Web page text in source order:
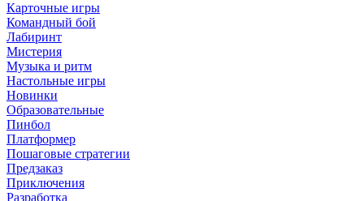
Карточные игры
Командный бой
Лабиринт
Мистерия
Музыка и ритм
Настольные игры
Новинки
Образовательные
Пинбол
Платформер
Пошаговые стратегии
Предзаказ
Приключения
Разработка